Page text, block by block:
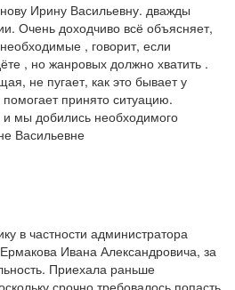
Ирину Васильевну. дважды
Очень доходчиво всё объясняет,
, говорит, если
, но жанровых должно хватить .
не пугает, как это бывает у
принято ситуацию.
мы добились необходимого
Васильевне
в частности администратора
Ивана Александровича, за
Приехала раньше